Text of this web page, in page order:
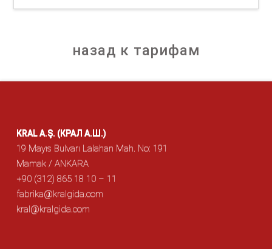
назад к тарифам
KRAL A.Ş. (КРАЛ А.Ш.)
19 Mayıs Bulvarı Lalahan Mah. No: 191
Mamak / ANKARA
+90 (312) 865 18 10 – 11
fabrika@kralgida.com
kral@kralgida.com